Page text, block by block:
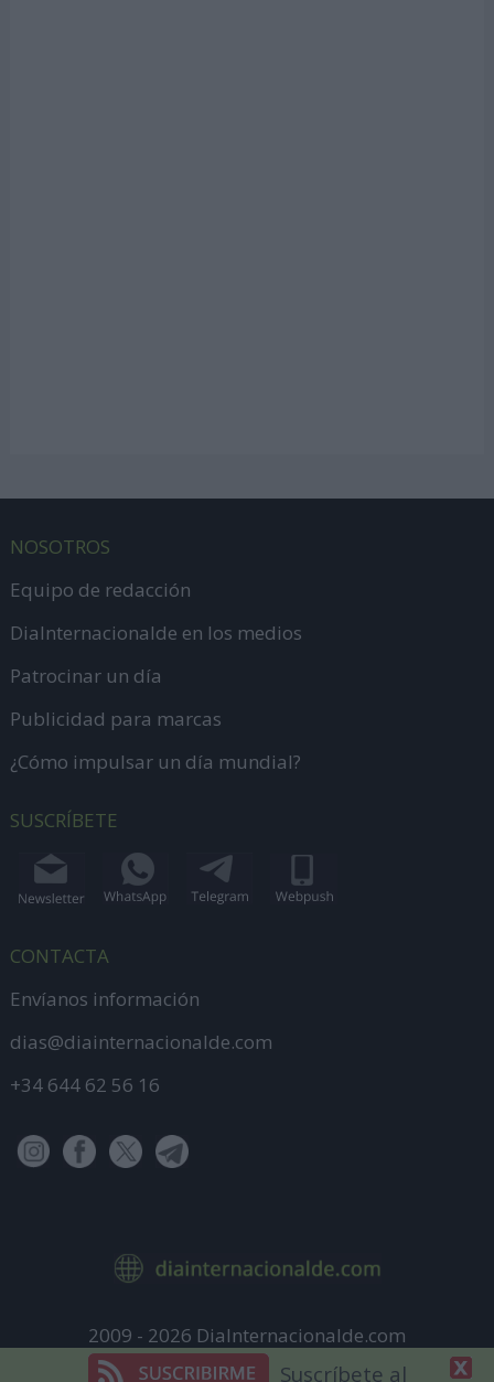
NOSOTROS
Equipo de redacción
DiaInternacionalde en los medios
Patrocinar un día
Publicidad para marcas
¿Cómo impulsar un día mundial?
SUSCRÍBETE
CONTACTA
Envíanos información
dias@diainternacionalde.com
+34 644 62 56 16
2009 - 2026 DiaInternacionalde.com
Aviso LegalSuscríbete al